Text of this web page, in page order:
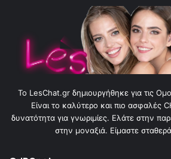
To LesChat.gr δημιουργήθηκε για τις
Είναι το καλύτερο και πιο ασφαλές
δυνατότητα για γνωριμίες. Ελάτε στην
στην μοναξιά. Είμαστε